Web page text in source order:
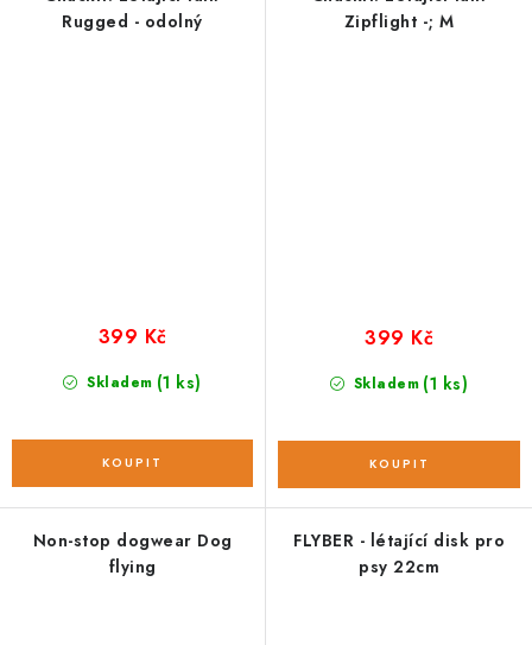
Rugged - odolný
Skladem (1 ks)
399 Kč
Zipflight -; M
Skladem (1 ks)
399 Kč
Non-stop dogwear Dog
flying
FLYBER - létající disk pro
psy 22cm